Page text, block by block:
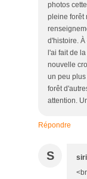
photos
pleine forêt
d'histoire. À
l'ai fait de
nouvelle
un peu
forêt
attention.
Répondre
S